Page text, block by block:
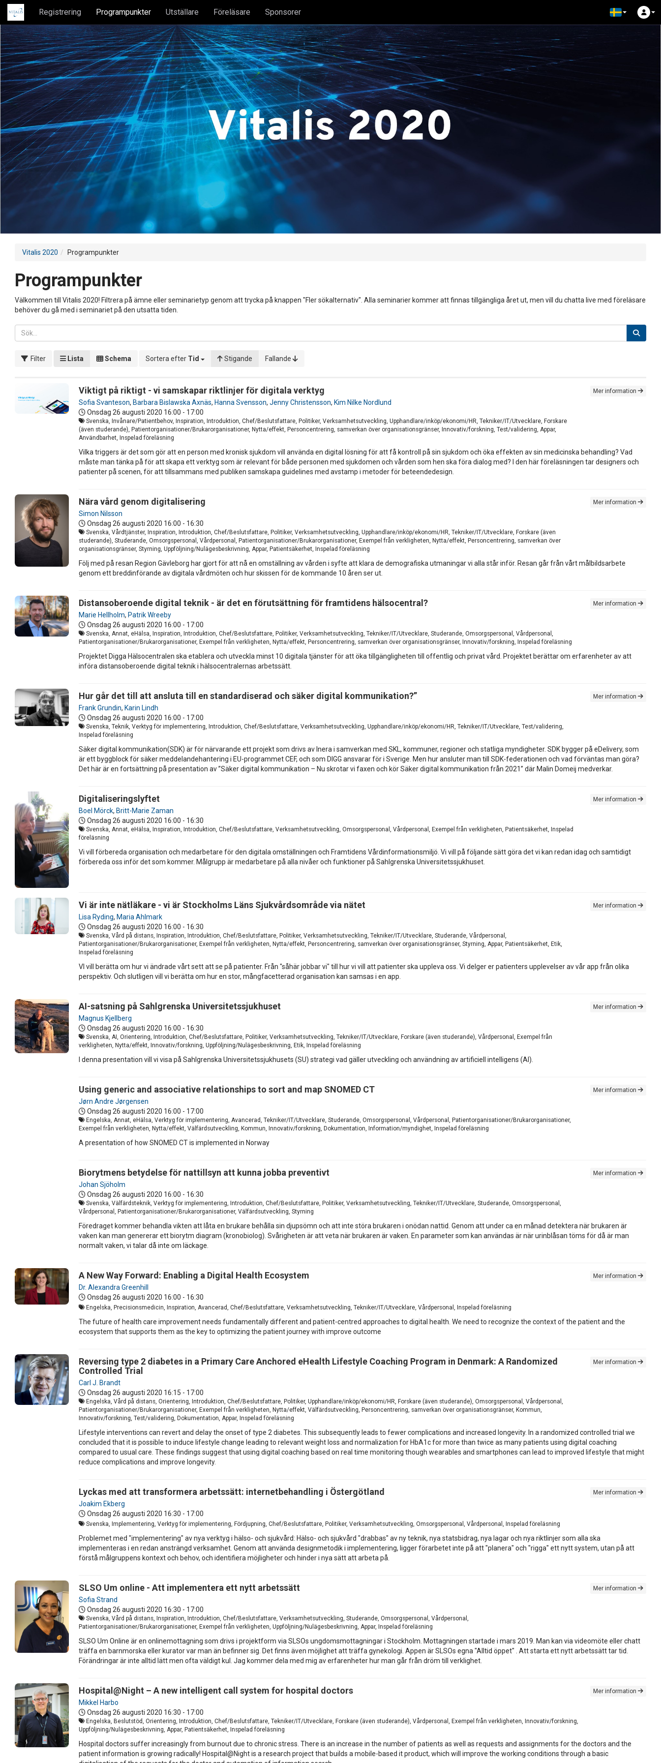
Registrering Programpunkter Utställare Föreläsare Sponsorer
Vitalis 2020 Programpunkter
Programpunkter
Välkommen till Vitalis 2020! Filtrera på ämne eller seminarietyp genom att trycka på knappen "Fler sökalternativ". Alla seminarier kommer att finnas tillgängliga året ut, men vill du chatta live med föreläsare
behöver du gå med i seminariet på den utsatta tiden.
Filter Lista Schema Sortera efter Tid Stigande Fallande
Viktigt på riktigt - vi samskapar riktlinjer för digitala verktyg
Sofia Svanteson, Barbara Bislawska Axnäs, Hanna Svensson, Jenny Christensson, Kim Nilke Nordlund
Onsdag 26 augusti 2020 16:00 - 17:00
Svenska, Invånare/Patientbehov, Inspiration, Introduktion, Chef/Beslutsfattare, Politiker, Verksamhetsutveckling, Upphandlare/inköp/ekonomi/HR, Tekniker/IT/Utvecklare, Forskare
(även studerande), Patientorganisationer/Brukarorganisationer, Nytta/effekt, Personcentrering, samverkan över organisationsgränser, Innovativ/forskning, Test/validering, Appar,
Användbarhet, Inspelad föreläsning
Mer information
Vilka triggers är det som gör att en person med kronisk sjukdom vill använda en digital lösning för att få kontroll på sin sjukdom och öka effekten av sin medicinska behandling? Vad
måste man tänka på för att skapa ett verktyg som är relevant för både personen med sjukdomen och vården som hen ska föra dialog med? I den här föreläsningen tar designers och
patienter på scenen, för att tillsammans med publiken samskapa guidelines med avstamp i metoder för beteendedesign.
Nära vård genom digitalisering
Simon Nilsson
Onsdag 26 augusti 2020 16:00 - 16:30
Svenska, Vårdtjänster, Inspiration, Introduktion, Chef/Beslutsfattare, Politiker, Verksamhetsutveckling, Upphandlare/inköp/ekonomi/HR, Tekniker/IT/Utvecklare, Forskare (även
studerande), Studerande, Omsorgspersonal, Vårdpersonal, Patientorganisationer/Brukarorganisationer, Exempel från verkligheten, Nytta/effekt, Personcentrering, samverkan över
organisationsgränser, Styrning, Uppföljning/Nulägesbeskrivning, Appar, Patientsäkerhet, Inspelad föreläsning
Mer information
Följ med på resan Region Gävleborg har gjort för att nå en omställning av vården i syfte att klara de demografiska utmaningar vi alla står inför. Resan går från vårt målbildsarbete
genom ett breddinförande av digitala vårdmöten och hur skissen för de kommande 10 åren ser ut.
Distansoberoende digital teknik - är det en förutsättning för framtidens hälsocentral?
Marie Hellholm, Patrik Wreeby
Onsdag 26 augusti 2020 16:00 - 17:00
Svenska, Annat, eHälsa, Inspiration, Introduktion, Chef/Beslutsfattare, Politiker, Verksamhetsutveckling, Tekniker/IT/Utvecklare, Studerande, Omsorgspersonal, Vårdpersonal,
Patientorganisationer/Brukarorganisationer, Exempel från verkligheten, Nytta/effekt, Personcentrering, samverkan över organisationsgränser, Innovativ/forskning, Inspelad föreläsning
Mer information
Projektet Digga Hälsocentralen ska etablera och utveckla minst 10 digitala tjänster för att öka tillgängligheten till offentlig och privat vård. Projektet berättar om erfarenheter av att
införa distansoberoende digital teknik i hälsocentralernas arbetssätt.
Hur går det till att ansluta till en standardiserad och säker digital kommunikation?”
Frank Grundin, Karin Lindh
Onsdag 26 augusti 2020 16:00 - 17:00
Svenska, Teknik, Verktyg för implementering, Introduktion, Chef/Beslutsfattare, Verksamhetsutveckling, Upphandlare/inköp/ekonomi/HR, Tekniker/IT/Utvecklare, Test/validering,
Inspelad föreläsning
Mer information
Säker digital kommunikation(SDK) är för närvarande ett projekt som drivs av Inera i samverkan med SKL, kommuner, regioner och statliga myndigheter. SDK bygger på eDelivery, som
är ett byggblock för säker meddelandehantering i EU-programmet CEF, och som DIGG ansvarar för i Sverige. Men hur ansluter man till SDK-federationen och vad förväntas man göra?
Det här är en fortsättning på presentation av ”Säker digital kommunikation – Nu skrotar vi faxen och kör Säker digital kommunikation från 2021” där Malin Domeij medverkar.
Digitaliseringslyftet
Boel Mörck, Britt-Marie Zaman
Onsdag 26 augusti 2020 16:00 - 16:30
Svenska, Annat, eHälsa, Inspiration, Introduktion, Chef/Beslutsfattare, Verksamhetsutveckling, Omsorgspersonal, Vårdpersonal, Exempel från verkligheten, Patientsäkerhet, Inspelad
föreläsning
Mer information
Vi vill förbereda organisation och medarbetare för den digitala omställningen och Framtidens Vårdinformationsmiljö. Vi vill på följande sätt göra det vi kan redan idag och samtidigt
förbereda oss inför det som kommer. Målgrupp är medarbetare på alla nivåer och funktioner på Sahlgrenska Universitetssjukhuset.
Vi är inte nätläkare - vi är Stockholms Läns Sjukvårdsområde via nätet
Lisa Ryding, Maria Ahlmark
Onsdag 26 augusti 2020 16:00 - 16:30
Svenska, Vård på distans, Inspiration, Introduktion, Chef/Beslutsfattare, Politiker, Verksamhetsutveckling, Tekniker/IT/Utvecklare, Studerande, Vårdpersonal,
Patientorganisationer/Brukarorganisationer, Exempel från verkligheten, Nytta/effekt, Personcentrering, samverkan över organisationsgränser, Styrning, Appar, Patientsäkerhet, Etik,
Inspelad föreläsning
Mer information
VI vill berätta om hur vi ändrade vårt sett att se på patienter. Från "såhär jobbar vi" till hur vi vill att patienter ska uppleva oss. Vi delger er patienters upplevelser av vår app från olika
perspektiv. Och slutligen vill vi berätta om hur en stor, mångfacetterad organisation kan samsas i en app.
AI-satsning på Sahlgrenska Universitetssjukhuset
Magnus Kjellberg
Onsdag 26 augusti 2020 16:00 - 16:30
Svenska, AI, Orientering, Introduktion, Chef/Beslutsfattare, Politiker, Verksamhetsutveckling, Tekniker/IT/Utvecklare, Forskare (även studerande), Vårdpersonal, Exempel från
verkligheten, Nytta/effekt, Innovativ/forskning, Uppföljning/Nulägesbeskrivning, Etik, Inspelad föreläsning
Mer information
I denna presentation vill vi visa på Sahlgrenska Universitetssjukhusets (SU) strategi vad gäller utveckling och användning av artificiell intelligens (AI).
Using generic and associative relationships to sort and map SNOMED CT
Jørn Andre Jørgensen
Onsdag 26 augusti 2020 16:00 - 17:00
Engelska, Annat, eHälsa, Verktyg för implementering, Avancerad, Tekniker/IT/Utvecklare, Studerande, Omsorgspersonal, Vårdpersonal, Patientorganisationer/Brukarorganisationer,
Exempel från verkligheten, Nytta/effekt, Välfärdsutveckling, Kommun, Innovativ/forskning, Dokumentation, Information/myndighet, Inspelad föreläsning
Mer information
A presentation of how SNOMED CT is implemented in Norway
Biorytmens betydelse för nattillsyn att kunna jobba preventivt
Johan Sjöholm
Onsdag 26 augusti 2020 16:00 - 16:30
Svenska, Välfärdsteknik, Verktyg för implementering, Introduktion, Chef/Beslutsfattare, Politiker, Verksamhetsutveckling, Tekniker/IT/Utvecklare, Studerande, Omsorgspersonal,
Vårdpersonal, Patientorganisationer/Brukarorganisationer, Välfärdsutveckling, Styrning
Mer information
Föredraget kommer behandla vikten att låta en brukare behålla sin djupsömn och att inte störa brukaren i onödan nattid. Genom att under ca en månad detektera när brukaren är
vaken kan man genererar ett biorytm diagram (kronobiolog). Svårigheten är att veta när brukaren är vaken. En parameter som kan användas är när urinblåsan töms för då är man
normalt vaken, vi talar då inte om läckage.
A New Way Forward: Enabling a Digital Health Ecosystem
Dr. Alexandra Greenhill
Onsdag 26 augusti 2020 16:00 - 16:30
Engelska, Precisionsmedicin, Inspiration, Avancerad, Chef/Beslutsfattare, Verksamhetsutveckling, Tekniker/IT/Utvecklare, Vårdpersonal, Inspelad föreläsning
Mer information
The future of health care improvement needs fundamentally different and patient-centred approaches to digital health. We need to recognize the context of the patient and the
ecosystem that supports them as the key to optimizing the patient journey with improve outcome
Reversing type 2 diabetes in a Primary Care Anchored eHealth Lifestyle Coaching Program in Denmark: A Randomized
Controlled Trial
Carl J. Brandt
Onsdag 26 augusti 2020 16:15 - 17:00
Engelska, Vård på distans, Orientering, Introduktion, Chef/Beslutsfattare, Politiker, Upphandlare/inköp/ekonomi/HR, Forskare (även studerande), Omsorgspersonal, Vårdpersonal,
Patientorganisationer/Brukarorganisationer, Exempel från verkligheten, Nytta/effekt, Välfärdsutveckling, Personcentrering, samverkan över organisationsgränser, Kommun,
Innovativ/forskning, Test/validering, Dokumentation, Appar, Inspelad föreläsning
Mer information
Lifestyle interventions can revert and delay the onset of type 2 diabetes. This subsequently leads to fewer complications and increased longevity. In a randomized controlled trial we
concluded that it is possible to induce lifestyle change leading to relevant weight loss and normalization for HbA1c for more than twice as many patients using digital coaching
compared to usual care. These findings suggest that using digital coaching based on real time monitoring though wearables and smartphones can lead to improved lifestyle that might
reduce complications and improve longevity.
Lyckas med att transformera arbetssätt: internetbehandling i Östergötland
Joakim Ekberg
Onsdag 26 augusti 2020 16:30 - 17:00
Svenska, Implementering, Verktyg för implementering, Fördjupning, Chef/Beslutsfattare, Politiker, Verksamhetsutveckling, Omsorgspersonal, Vårdpersonal, Inspelad föreläsning
Mer information
Problemet med "implementering" av nya verktyg i hälso- och sjukvård: Hälso- och sjukvård "drabbas" av ny teknik, nya statsbidrag, nya lagar och nya riktlinjer som alla ska
implementeras i en redan ansträngd verksamhet. Genom att använda designmetodik i implementering, ligger förarbetet inte på att "planera" och "rigga" ett nytt system, utan på att
förstå målgruppens kontext och behov, och identifiera möjligheter och hinder i nya sätt att arbeta på.
SLSO Um online - Att implementera ett nytt arbetssätt
Sofia Strand
Onsdag 26 augusti 2020 16:30 - 17:00
Svenska, Vård på distans, Inspiration, Introduktion, Chef/Beslutsfattare, Verksamhetsutveckling, Studerande, Omsorgspersonal, Vårdpersonal,
Patientorganisationer/Brukarorganisationer, Exempel från verkligheten, Uppföljning/Nulägesbeskrivning, Appar, Inspelad föreläsning
Mer information
SLSO Um Online är en onlinemottagning som drivs i projektform via SLSOs ungdomsmottagningar i Stockholm. Mottagningen startade i mars 2019. Man kan via videomöte eller chatt
träffa en barnmorska eller kurator var man än befinner sig. Det finns även möjlighet att träffa gynekologi. Appen är SLSOs egna "Alltid öppet" . Att starta ett nytt arbetssätt tar tid.
Förändringar är inte alltid lätt men ofta väldigt kul. Jag kommer dela med mig av erfarenheter hur man går från dröm till verklighet.
Hospital@Night – A new intelligent call system for hospital doctors
Mikkel Harbo
Onsdag 26 augusti 2020 16:30 - 17:00
Engelska, Beslutstöd, Orientering, Introduktion, Chef/Beslutsfattare, Tekniker/IT/Utvecklare, Forskare (även studerande), Vårdpersonal, Exempel från verkligheten, Innovativ/forskning,
Uppföljning/Nulägesbeskrivning, Appar, Patientsäkerhet, Inspelad föreläsning
Mer information
Hospital doctors suffer increasingly from burnout due to chronic stress. There is an increase in the number of patients as well as requests and assignments for the doctors and the
patient information is growing radically! Hospital@Night is a research project that builds a mobile-based it product, which will improve the working conditions through a basic